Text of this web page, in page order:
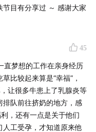
总结出了产品开发的
奶”本身的消费痛点
向更值得关注？
目，了解乳制品背后
目有分享过 ～ 感谢大家
45
直梦想的工作在亲身经历
比较起来算是“幸福”，
让很多牛患上了乳腺炎等
队前往挤奶的地方，感
，还有一点是关于他们
工受孕，才知道原来他